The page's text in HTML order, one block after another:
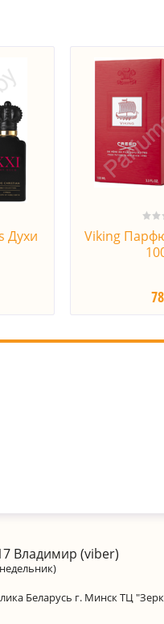
Духи
Viking
Владимир (viber)
Беларусь г. Минск ТЦ